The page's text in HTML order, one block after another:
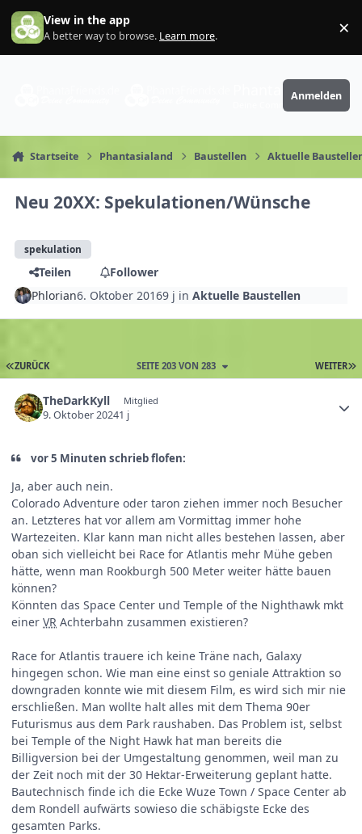
Zum Inhalt springen
View in the app
A better way to browse. Learn more. ×
PhantaFriends.de
Anmelden
Startseite Phantasialand Baustellen Aktuelle
Neu 20XX: Spekulationen/Wünsche
spekulation
Teilen
Follower
Phlorian6. Oktober 20169 j inAktuelle Baustellen
ZURÜCK WEITER
SEITE 203 VON 283
TheDarkKyll Mitglied
9. Oktober 20241 j
vor 5 Minuten schrieb flofen:
Ja, aber auch nein.
Colorado Adventure oder taron ziehen immer noch Besucher
an. Letzteres hat vor allem am Vormittag immer hohe
Wartezeiten. Klar kann man nicht alles bestehen lassen, aber
oban sich vielleicht bei Race for Atlantis mehr Mühe geben
hätte, wenn man Rookburgh 500 Meter weiter hätte bauen
können?
Könnten das Space Center und Temple of the Nighthawk mkt
einer VR Achterbahn zusammen existieren?
Race for Atlantis trauere ich keine Träne nach, Galaxy
hingegen schon. Wie man eine einst so geniale Attraktion so
downgraden konnte wie mit diesem Film, es wird sich mir nie
erschließen. Man wollte halt alles mit dem Thema 90er
Futurismus aus dem Park raushaben. Das Problem ist, selbst
bei Temple of the Night Hawk hat man bereits die
Billigversion bei der Umgestaltung genommen, weil man zu
der Zeit noch mit der 30 Hektar-Erweiterung geplant hatte.
Bautechnisch finde ich die Ecke Wuze Town / Space Center ab
dem Rondell aufwärts sowieso die schäbigste Ecke des
gesamten Parks.